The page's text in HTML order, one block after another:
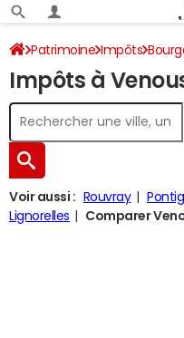
Patrimoine Impôts
Venouse Impôt sur le
Impôts à
Voir aussi : Rouvray
Lignorelles
Comparer